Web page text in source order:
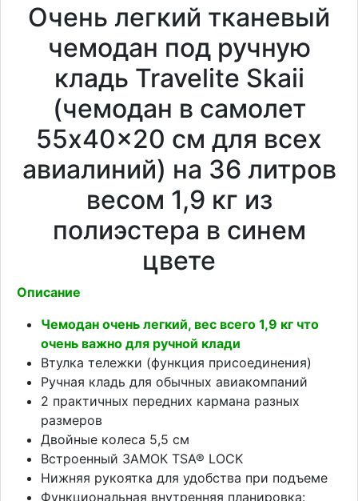
Очень легкий тканевый
чемодан под ручную
кладь Travelite Skaii
(чемодан в самолет
55x40x20 см для всех
авиалиний) на 36 литров
весом 1,9 кг из
полиэстера в синем
цвете
Описание
Чемодан очень легкий, вес всего 1,9 кг что
очень важно для ручной клади
Втулка тележки (функция присоединения)
Ручная кладь для обычных авиакомпаний
2 практичных передних кармана разных
размеров
Двойные колеса 5,5 см
Встроенный ЗАМОК TSA® LOCK
Нижняя рукоятка для удобства при подъеме
Функциональная внутренняя планировка: